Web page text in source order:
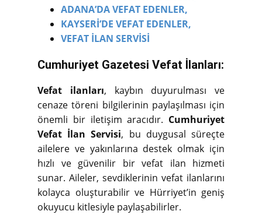
ADANA’DA VEFAT EDENLER,
KAYSERİ’DE VEFAT EDENLER,
VEFAT İLAN SERVİSİ
Cumhuriyet Gazetesi Vefat İlanları:
Vefat ilanları, kaybın duyurulması ve
cenaze töreni bilgilerinin paylaşılması için
önemli bir iletişim aracıdır. Cumhuriyet
Vefat İlan Servisi, bu duygusal süreçte
ailelere ve yakınlarına destek olmak için
hızlı ve güvenilir bir vefat ilan hizmeti
sunar. Aileler, sevdiklerinin vefat ilanlarını
kolayca oluşturabilir ve Hürriyet’in geniş
okuyucu kitlesiyle paylaşabilirler.